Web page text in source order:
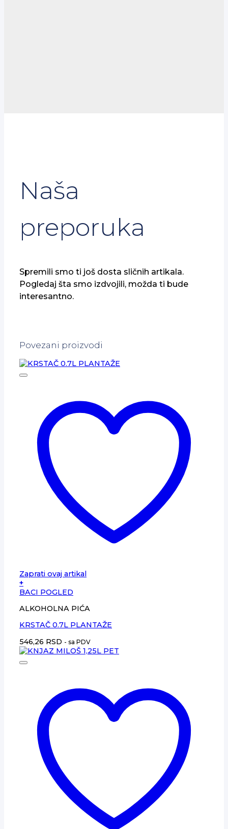
Naša
preporuka
Spremili smo ti još dosta sličnih artikala.
Pogledaj šta smo izdvojili, možda ti bude
interesantno.
Povezani proizvodi
Zaprati ovaj artikal
+
BACI POGLED
ALKOHOLNA PIĆA
KRSTAČ 0.7L PLANTAŽE
546,26 RSD - sa PDV